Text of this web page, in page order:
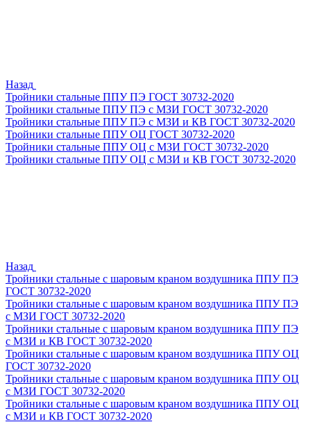
Назад
Тройники стальные ППУ ПЭ ГОСТ 30732-2020
Тройники стальные ППУ ПЭ с МЗИ ГОСТ 30732-2020
Тройники стальные ППУ ПЭ с МЗИ и КВ ГОСТ 30732-2020
Тройники стальные ППУ ОЦ ГОСТ 30732-2020
Тройники стальные ППУ ОЦ с МЗИ ГОСТ 30732-2020
Тройники стальные ППУ ОЦ с МЗИ и КВ ГОСТ 30732-2020
Назад
Тройники стальные с шаровым краном воздушника ППУ ПЭ
ГОСТ 30732-2020
Тройники стальные с шаровым краном воздушника ППУ ПЭ
с МЗИ ГОСТ 30732-2020
Тройники стальные с шаровым краном воздушника ППУ ПЭ
с МЗИ и КВ ГОСТ 30732-2020
Тройники стальные с шаровым краном воздушника ППУ ОЦ
ГОСТ 30732-2020
Тройники стальные с шаровым краном воздушника ППУ ОЦ
с МЗИ ГОСТ 30732-2020
Тройники стальные с шаровым краном воздушника ППУ ОЦ
с МЗИ и КВ ГОСТ 30732-2020